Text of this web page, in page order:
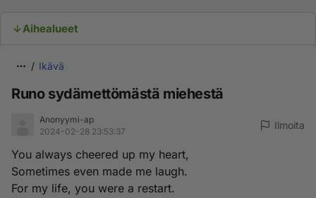
Aihealueet
Ikävä
Runo sydämettömästä miehestä
Anonyymi-ap
2024-02-28 23:53:37
Ilmoita
You always cheered up my heart,
Sometimes even made me laugh.
For my life, you were a restart.